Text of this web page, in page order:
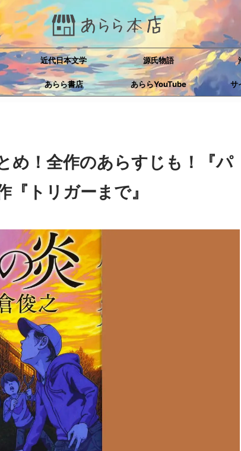
近代日本文学 源氏物語
あらら書店 あららYouTube サ
め！全作のあらすじも！『パ
『トリガーまで』